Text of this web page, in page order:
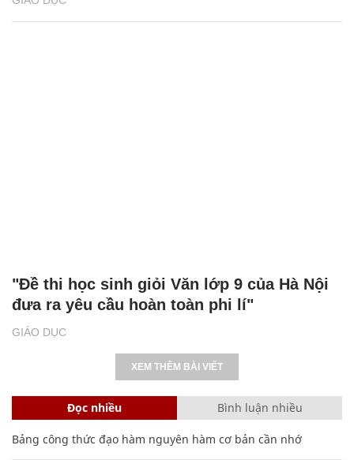
GIÁO DỤC
"Đề thi học sinh giỏi Văn lớp 9 của Hà Nội
đưa ra yêu cầu hoàn toàn phi lí"
XEM THÊM BÀI VIẾT
Đọc nhiều Bình luận nhiều
Bảng công thức đạo hàm nguyên hàm cơ bản cần nhớ